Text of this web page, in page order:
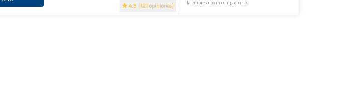
4.9 (121 opiniones)
la empresa para comprobarlo.